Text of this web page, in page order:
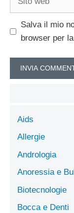
Salva il mio
browser per
Aids
Allergie
Andrologia
Anoressia e
Biotecnologie
Bocca e Denti